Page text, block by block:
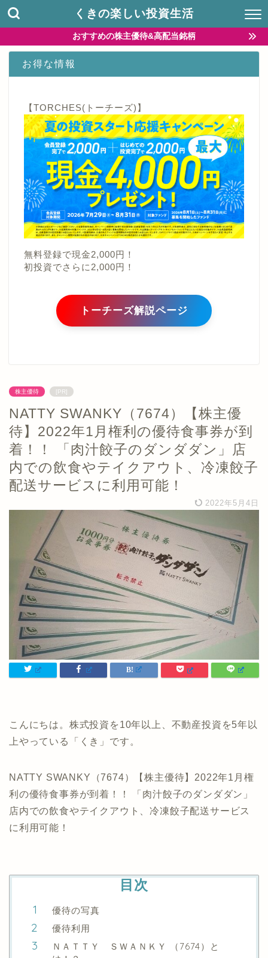
くきの楽しい投資生活
おすすめの株主優待&高配当銘柄
お得な情報
【TORCHES(トーチーズ)】
無料登録で現金2,000円！
初投資でさらに2,000円！
トーチーズ解説ページ
株主優待 [PR]
NATTY SWANKY（7674）【株主優
待】2022年1月権利の優待食事券が到
着！！ 「肉汁餃子のダンダダン」店
内での飲食やテイクアウト、冷凍餃子
配送サービスに利用可能！
2022年5月4日
こんにちは。株式投資を10年以上、不動産投資を5年以
上やっている「くき」です。
NATTY SWANKY（7674）【株主優待】2022年1月権
利の優待食事券が到着！！ 「肉汁餃子のダンダダン」
店内での飲食やテイクアウト、冷凍餃子配送サービス
に利用可能！
目次
優待の写真
優待利用
ＮＡＴＴＹ ＳＷＡＮＫＹ （7674）と